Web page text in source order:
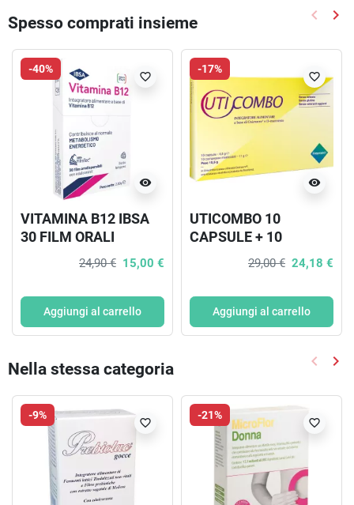
Spesso comprati insieme keyboard_arrow_left keyboard_arrow_right
-40%
visibility
favorite_border
VITAMINA B12 IBSA
30 FILM ORALI
24,90 € 15,00 €
Aggiungi al carrello
-17%
visibility
favorite_border
UTICOMBO 10
CAPSULE + 10
COMPRESSE
MASTICABILI
29,00 € 24,18 €
Aggiungi al carrello
Nella stessa categoria keyboard_arrow_left keyboard_arrow_right
-9%
favorite_border
-21%
favorite_border